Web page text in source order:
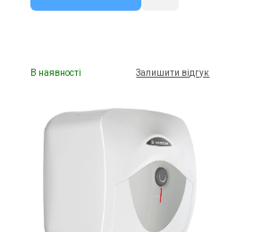
В наявності Залишити відгук